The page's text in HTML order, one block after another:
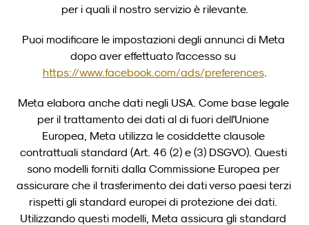
per i quali il nostro servizio è rilevante.
Puoi modificare le impostazioni degli annunci di Meta
https://www.facebook.com/ads/preferences.
Meta elabora anche dati negli USA. Come base legale
per il trattamento dei dati al di fuori dell'Unione
Europea, Meta utilizza le cosiddette clausole
contrattuali standard (Art. 46 (2) e (3) DSGVO). Questi
sono modelli forniti dalla Commissione Europea per
assicurare che il trasferimento dei dati verso paesi terzi
rispetti gli standard europei di protezione dei dati.
Utilizzando questi modelli, Meta assicura gli standard